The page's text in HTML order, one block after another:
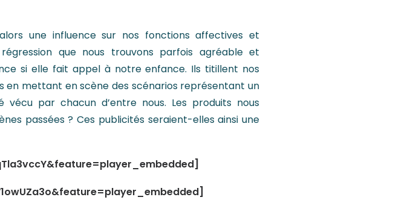
une influence sur nos fonctions affectives et
que nous trouvons parfois agréable et
si elle fait appel à notre enfance. Ils titillent nos
en mettant en scène des scénarios représentant un
vécu par chacun d’entre nous. Les produits nous
passées ? Ces publicités seraient-elles ainsi une